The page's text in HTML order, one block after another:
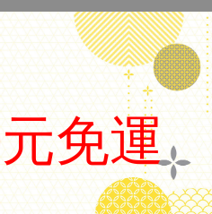
免運
西華
桿鋼筆-藍握位
14K金尖
吸卡兩用